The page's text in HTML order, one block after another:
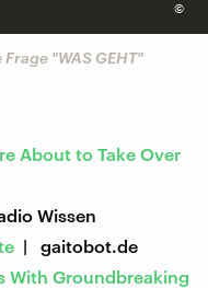
©
"WAS GEHT"
About to Take Over
Wissen
| gaitobot.de
With Groundbreaking